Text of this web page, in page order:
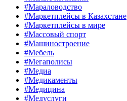
#Мараловодство
#Маркетплейсы в Казахстане
#Маркетплейсы в мире
#Массовый спорт
#Машиностроение
#Мебель
#Мегаполисы
#Медиа
#Медикаменты
#Медицина
#Медуслуги